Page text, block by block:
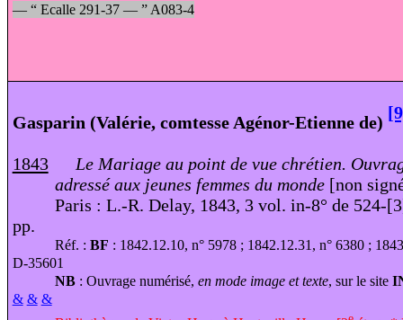
— “Ecalle 291-37 — ”A083-4
Gasparin (Valérie, comtesse Agénor-Etienne de)
1843
Le Mariage au point de vue chrétien.
adressé aux jeunes femmes du monde[non
Paris : L.-R. Delay, 1843, 3 vol. in-8° de 524-
pp.
Réf. : BF : 1842.12.10, n° 5978 ; 1842.12.31, n° 6380 ;
D-35601
NB: Ouvrage numérisé, en mode image et texte, sur le site
& & &